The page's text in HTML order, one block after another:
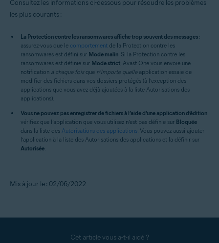
Consultez les informations ci-dessous pour résoudre les problèmes
les plus courants :
La Protection contre les ransomwares affiche trop souvent des messages :
assurez-vous que le comportement de la Protection contre les
ransomwares est défini sur Mode malin . Si la Protection contre les
ransomwares est définie sur Mode strict , Avast One vous envoie une
notification à chaque foisque n’importe quelleapplication essaie de
modifier des fichiers dans vos dossiers protégés (à l’exception des
applications que vous avez déjà ajoutées à la liste Autorisations des
applications).
Vous ne pouvez pas enregistrer de fichiers à l’aide d’une application d’édition :
vérifiez que l’application que vous utilisez n’est pas définie sur Bloquée
dans la liste des Autorisations des applications . Vous pouvez aussi ajouter
l’application à la liste des Autorisations des applications et la définir sur
Autorisée
Mis à jour le : 02/06/2022
Cet article vous a-t-il aidé ?